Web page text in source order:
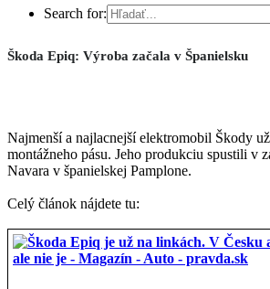
Search for:
Škoda Epiq: Výroba začala v Španielsku
Najmenší a najlacnejší elektromobil Škody
montážneho pásu. Jeho produkciu spustili v
Navara v španielskej Pamplone.
Celý článok nájdete tu: